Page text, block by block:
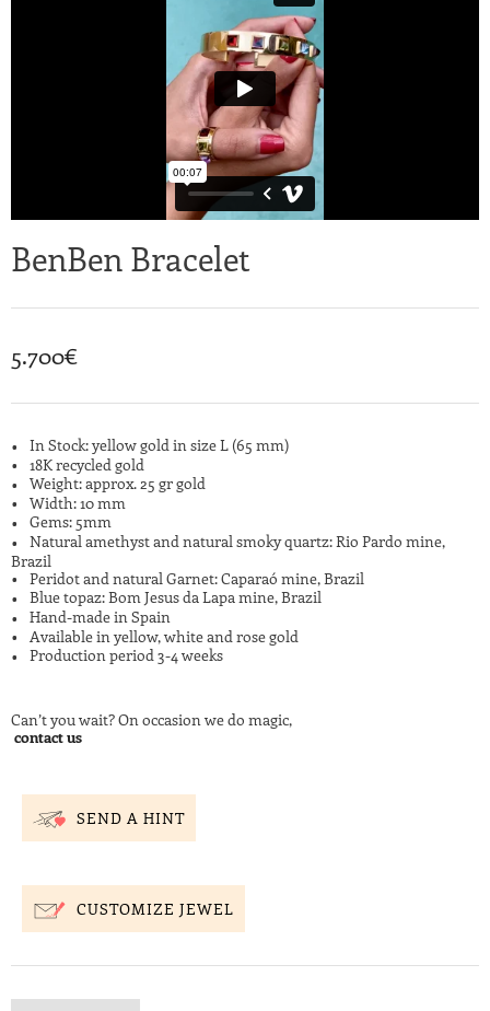
BenBen Bracelet
5.700€
In Stock: yellow gold in size L (65 mm)
18K recycled gold
Weight: approx. 25 gr gold
Width: 10 mm
Gems: 5mm
Natural amethyst and natural smoky quartz: Rio Pardo mine,
Brazil
Peridot and natural Garnet: Caparaó mine, Brazil
Blue topaz: Bom Jesus da Lapa mine, Brazil
Hand-made in Spain
Available in yellow, white and rose gold
Production period 3-4 weeks
Can’t you wait? On occasion we do magic,
contact us
SEND A HINT
CUSTOMIZE JEWEL